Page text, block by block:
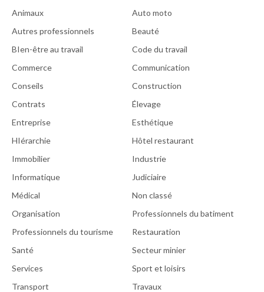
Animaux
Auto moto
Autres professionnels
Beauté
BIen-être au travail
Code du travail
Commerce
Communication
Conseils
Construction
Contrats
Élevage
Entreprise
Esthétique
HIérarchie
Hôtel restaurant
Immobilier
Industrie
Informatique
Judiciaire
Médical
Non classé
Organisation
Professionnels du batiment
Professionnels du tourisme
Restauration
Santé
Secteur minier
Services
Sport et loisirs
Transport
Travaux